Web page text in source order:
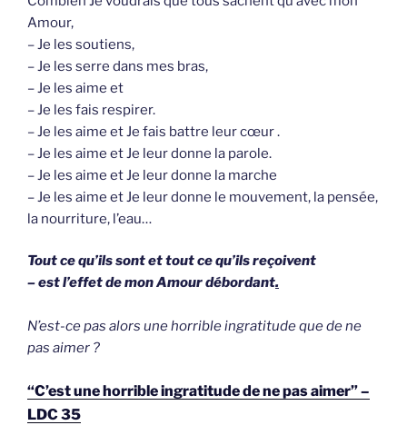
Amour,
– Je les soutiens,
– Je les serre dans mes bras,
– Je les aime et
– Je les fais respirer.
– Je les aime et Je fais battre leur cœur .
– Je les aime et Je leur donne la parole.
– Je les aime et Je leur donne la marche
– Je les aime et Je leur donne le mouvement, la pensée,
la nourriture, l’eau…
Tout ce qu’ils sont et tout ce qu’ils reçoivent
– est l’effet de mon Amour débordant.
N’est-ce pas alors une horrible ingratitude que de ne
pas aimer ?
“C’est une horrible ingratitude de ne pas aimer” –
LDC 35